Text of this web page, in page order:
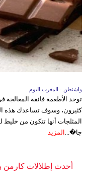
واشنطن - المغرب اليوم
توجد الأطعمة فائقة
كثيرون، وسوف تساعدك هذه
المثلجات أنها تتكون من خليط
جا�... المزيد
أحدث إطلالات